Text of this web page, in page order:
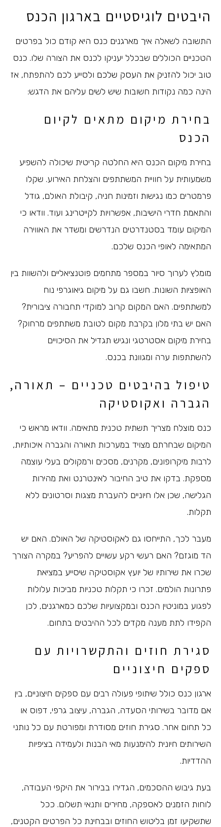
היבטים לוגיסטיים בארגון הכנס
התשובה לשאלה איך מארגנים כנס היא קודם כול בפרטים
הטכניים הכוללים שבכלל יעניקו לכנס את הצורה שלו. כנס
טוב יכוללהזניק את העסק שלכםולסייע לכם להתפתח, אז
הינה כמה נקודות חשובות שיש לשים עליהם את הדגש:
בחירת מיקום מתאים לקיום
הכנס
בחירת מיקום הכנס היא החלטה קריטית שיכולה להשפיע
משמעותית על חוויית המשתתפים והצלחת האירוע. שקלו
פרמטרים כמו נגישות וזמינות חניה, קיבולת האולם, גודל
והתאמת חדרי הישיבות, אפשרויות לקייטרינג ועוד. וודאו כי
המיקום עומד בסטנדרטים הנדרשים ומשדר את האווירה
המתאימה לאופי הכנס שלכם.
מומלץ לערוך סיור במספר מתחמים פוטנציאליים ולהשוות בין
האופציות השונות. חשבו גם על מיקום גיאוגרפי נוח
למשתתפים. האם המקום קרוב למוקדי תחבורה ציבורית?
האם יש בתי מלון בקרבת מקום לטובת משתתפים מרחוק?
בחירת מיקום אסטרטגי ונגיש תגדיל את הסיכויים
להשתתפות ערה ומגוונת בכנס.
טיפול בהיבטים טכניים – תאורה,
הגברה ואקוסטיקה
כנס מוצלח מצריך תשתית טכנית מתאימה. וודאו מראש כי
המיקום שבחרתם מצויד במערכות תאורה והגברה איכותיות,
לרבות מיקרופונים, מקרנים, מסכים ורמקולים בעלי עוצמה
מספקת. בדקו את טיב החיבור לאינטרנט ואת מהירות
הגלישה, שכן אלו חיוניים להעברת מצגות וסרטונים ללא
תקלות.
מעבר לכך, התייחסו גם לאקוסטיקה של האולם. האם יש
הד מוגזם? האם רעשי רקע עשויים להפריע? במקרה הצורך
שכרו את שירותיו של יועץ אקוסטיקה שיסייע במציאת
פתרונות הולמים. זכרו כי תקלות טכניות מביכות עלולות
לפגוע במוניטין הכנס ובמקצועיות שלכם כמארגנים, לכן
הקפידו לתת מענה מקדים לכל ההיבטים בתחום.
סגירת חוזים והתקשרויות עם
ספקים חיצוניים
ארגון כנס כולל שיתופי פעולה רבים עם ספקים חיצוניים, בין
אם מדובר בשירותי הסעדה, הגברה, עיצוב גרפי, דפוס או
כל תחום אחר. סגירת חוזים מסודרת ומפורטת עם כל נותני
השירותים חיונית להימנעות מאי הבנות ולעמידה בציפיות
ההדדיות.
בעת גיבוש ההסכמים, הגדירו בבירור את היקפי העבודה,
לוחות הזמנים לאספקה, מחירים ותנאי תשלום. ככל
שתשקיעו זמן בליטוש החוזים ובבחינת כל הפרטים הקטנים,